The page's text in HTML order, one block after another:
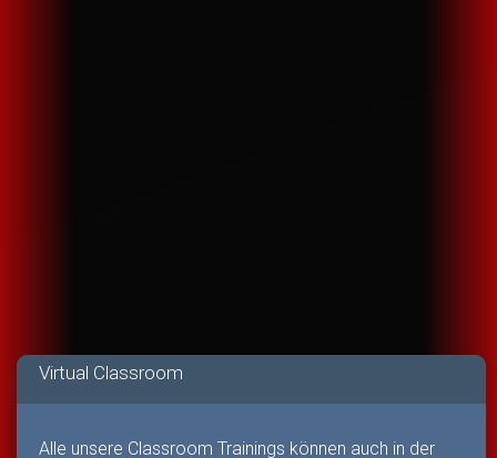
Virtual Classroom
Alle unsere Classroom Trainings können auch in der